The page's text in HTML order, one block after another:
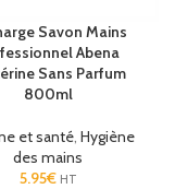
Savon Mains
Abena
Sans Parfum
800ml
et santé, Hygiène
des mains
5.95€ HT